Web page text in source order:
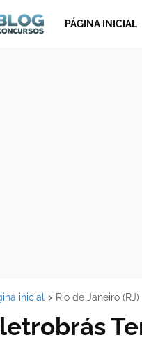
PÁGINA INICIAL
inicial Rio de Janeiro (RJ)